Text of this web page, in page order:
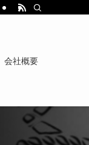
会社概要